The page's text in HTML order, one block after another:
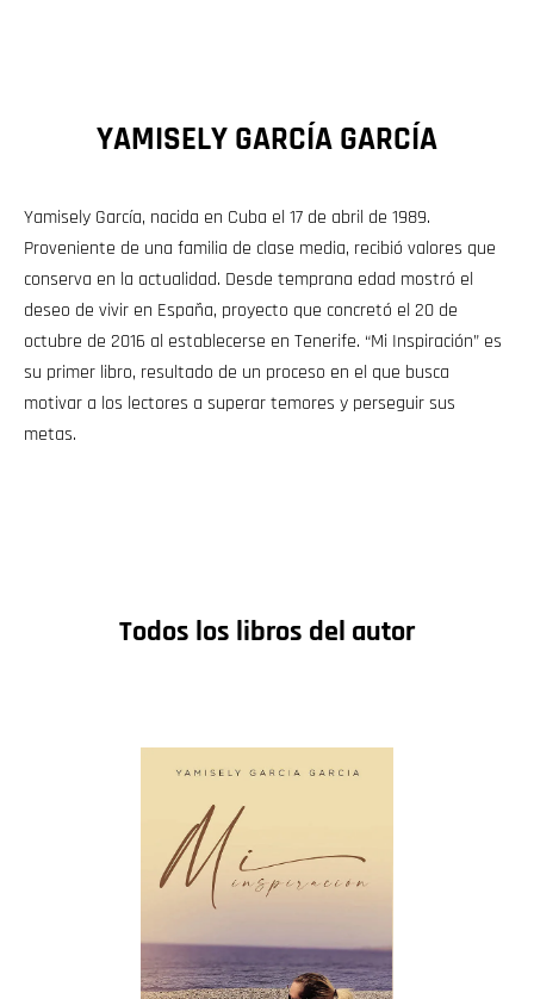
YAMISELY GARCÍA GARCÍA
Yamisely García, nacida en Cuba el 17 de abril de 1989.
Proveniente de una familia de clase media, recibió valores que
conserva en la actualidad. Desde temprana edad mostró el
deseo de vivir en España, proyecto que concretó el 20 de
octubre de 2016 al establecerse en Tenerife. “Mi Inspiración” es
su primer libro, resultado de un proceso en el que busca
motivar a los lectores a superar temores y perseguir sus
metas.
Todos los libros del autor